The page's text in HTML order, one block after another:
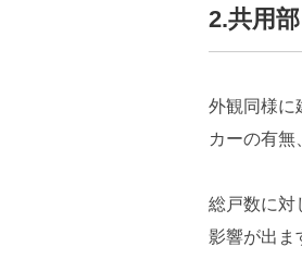
2.共用部
外観同様に
カーの有無
総戸数に対
影響が出ま